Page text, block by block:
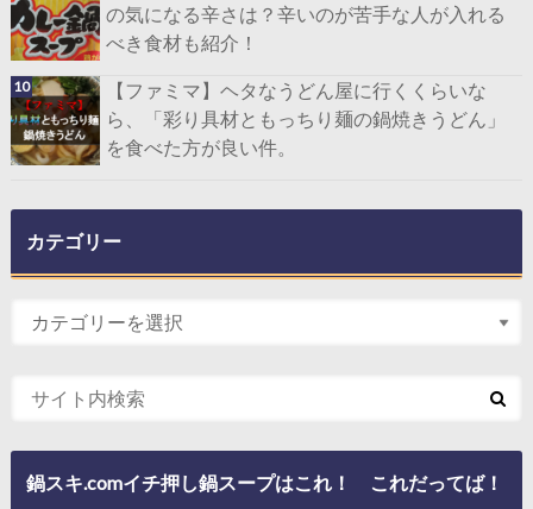
の気になる辛さは？辛いのが苦手な人が入れる
べき食材も紹介！
【ファミマ】ヘタなうどん屋に行くくらいな
ら、「彩り具材ともっちり麺の鍋焼きうどん」
を食べた方が良い件。
カテゴリー
鍋スキ.comイチ押し鍋スープはこれ！ これだってば！